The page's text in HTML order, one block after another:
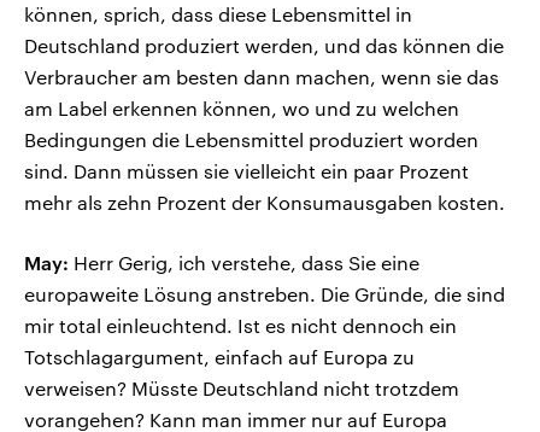
können, sprich, dass diese Lebensmittel in
Deutschland produziert werden, und das können die
Verbraucher am besten dann machen, wenn sie das
am Label erkennen können, wo und zu welchen
Bedingungen die Lebensmittel produziert worden
sind. Dann müssen sie vielleicht ein paar Prozent
mehr als zehn Prozent der Konsumausgaben kosten.
May: Herr Gerig, ich verstehe, dass Sie eine
europaweite Lösung anstreben. Die Gründe, die sind
mir total einleuchtend. Ist es nicht dennoch ein
Totschlagargument, einfach auf Europa zu
verweisen? Müsste Deutschland nicht trotzdem
vorangehen? Kann man immer nur auf Europa